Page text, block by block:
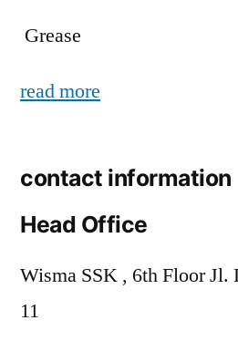
Grease
read more
contact information
Head Office
Wisma SSK , 6th Floor
11